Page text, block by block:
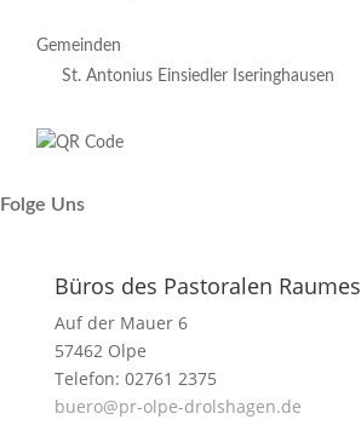
Gemeinden
St. Antonius Einsiedler Iseringhausen
Folge Uns
Büros des Pastoralen Raumes
Auf der Mauer 6
57462 Olpe
Telefon: 02761 2375
buero@pr-olpe-drolshagen.de